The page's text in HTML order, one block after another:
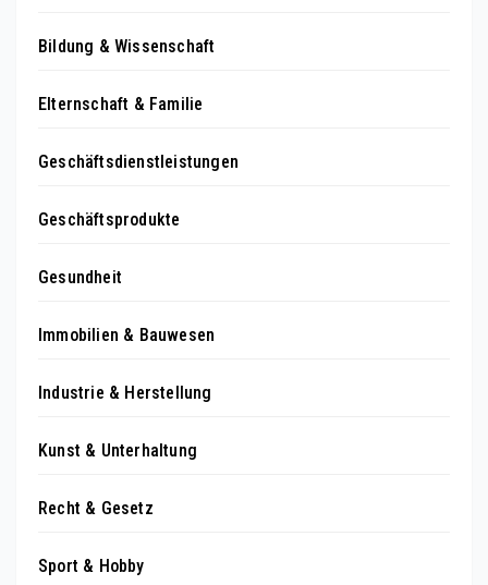
Bildung & Wissenschaft
Elternschaft & Familie
Geschäftsdienstleistungen
Geschäftsprodukte
Gesundheit
Immobilien & Bauwesen
Industrie & Herstellung
Kunst & Unterhaltung
Recht & Gesetz
Sport & Hobby